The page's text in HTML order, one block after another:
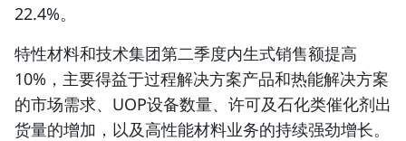
22.4%。
特性材料和技术集团第二季度内生式销售额提高
10%，主要得益于过程解决方案产品和热能解决方案
的市场需求、UOP设备数量、许可及石化类催化剂出
货量的增加，以及高性能材料业务的持续强劲增长。